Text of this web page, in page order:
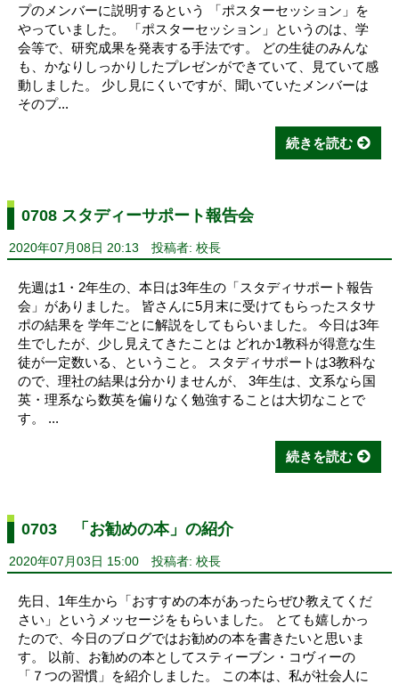
プのメンバーに説明するという 「ポスターセッション」を
やっていました。 「ポスターセッション」というのは、学
会等で、研究成果を発表する手法です。 どの生徒のみんな
も、かなりしっかりしたプレゼンができていて、見ていて感
動しました。 少し見にくいですが、聞いていたメンバーは
そのプ...
続きを読む
0708 スタディーサポート報告会
2020年07月08日 20:13 投稿者: 校長
先週は1・2年生の、本日は3年生の「スタディサポート報告
会」がありました。 皆さんに5月末に受けてもらったスタサ
ポの結果を 学年ごとに解説をしてもらいました。 今日は3年
生でしたが、少し見えてきたことは どれか1教科が得意な生
徒が一定数いる、ということ。 スタディサポートは3教科な
ので、理社の結果は分かりませんが、 3年生は、文系なら国
英・理系なら数英を偏りなく勉強することは大切なことで
す。 ...
続きを読む
0703 「お勧めの本」の紹介
2020年07月03日 15:00 投稿者: 校長
先日、1年生から「おすすめの本があったらぜひ教えてくだ
さい」というメッセージをもらいました。 とても嬉しかっ
たので、今日のブログではお勧めの本を書きたいと思いま
す。 以前、お勧めの本としてスティーブン・コヴィーの
「７つの習慣」を紹介しました。 この本は、私が社会人に